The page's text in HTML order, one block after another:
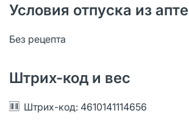
Условия отпуска из
Без рецепта
Штрих-код и вес
Штрих-код: 4610141114656